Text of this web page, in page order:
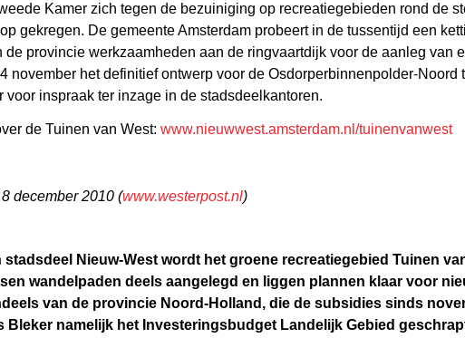
Kamer zich tegen de bezuiniging op recreatiegebieden rond de
gekregen. De gemeente Amsterdam probeert in de tussentijd een
de provincie werkzaamheden aan de ringvaartdijk voor de aanleg
november het definitief ontwerp voor de Osdorperbinnenpolder-
voor inspraak ter inzage in de stadsdeelkantoren.
de Tuinen van West: www.nieuwwest.amsterdam.nl/tuinenvanwest
december 2010 (www.westerpost.nl)
Nieuw-West wordt het groene recreatiegebied Tuinen
wandelpaden deels aangelegd en liggen plannen klaar voor
van de provincie Noord-Holland, die de subsidies sinds
Bleker namelijk het Investeringsbudget Landelijk Gebied